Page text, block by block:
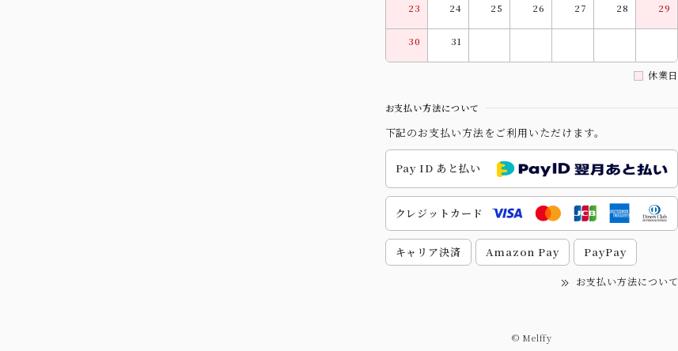
23 24 25 26 27 28 29
30 31
休業日
お支払い方法について
下記のお支払い方法をご利用いただけます。
Pay ID あと払い
クレジットカード
キャリア決済 Amazon Pay PayPay
お支払い方法について
© Melffy